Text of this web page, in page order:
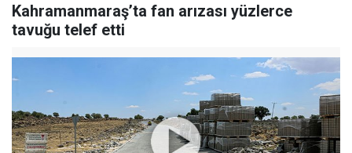
Kahramanmaraş’ta fan arızası yüzlerce
tavuğu telef etti